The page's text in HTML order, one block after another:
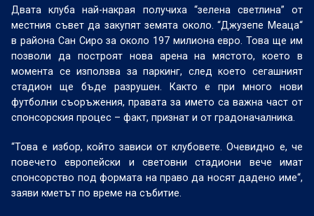
Двата клуба най-накрая получиха “зелена светлина” от
местния съвет да закупят земята около. “Джузепе Меаца“
в района Сан Сиро за около 197 милиона евро. Това ще им
позволи да построят нова арена на мястото, което в
момента се използва за паркинг, след което сегашният
стадион ще бъде разрушен. Както е при много нови
футболни съоръжения, правата за името са важна част от
спонсорския процес – факт, признат и от градоначалника.
“Това е избор, който зависи от клубовете. Очевидно е, че
повечето европейски и световни стадиони вече имат
спонсорство под формата на право да носят дадено име“,
заяви кметът по време на събитие.